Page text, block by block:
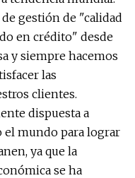
gestión de "calidad
en crédito" desde
y siempre hacemos
las
clientes.
dispuesta a
el mundo para lograr
ya que la
se ha